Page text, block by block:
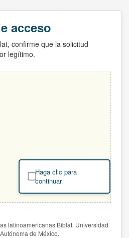
acceso
confirme que la solicitud
legítimo.
Haga clic para
continuar
latinoamericanas Biblat. Universidad
de México.